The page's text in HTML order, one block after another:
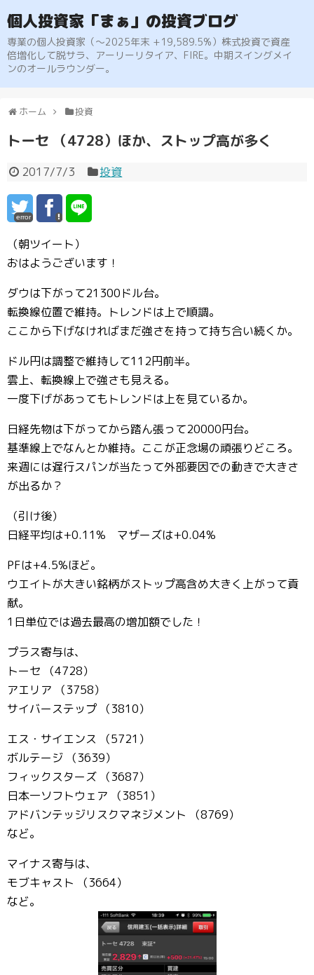
個人投資家「まぁ」の投資ブログ
専業の個人投資家（〜2025年末 +19,589.5%）株式投資で資産
倍増化して脱サラ、アーリーリタイア、FIRE。中期スイングメイ
ンのオールラウンダー。
ホーム 投資
トーセ （4728）ほか、ストップ高が多く
2017/7/3 投資
error
（朝ツイート）
おはようございます！
ダウは下がって21300ドル台。
転換線位置で維持。トレンドは上で順調。
ここから下げなければまだ強さを持って持ち合い続くか。
ドル円は調整で維持して112円前半。
雲上、転換線上で強さも見える。
一度下げがあってもトレンドは上を見ているか。
日経先物は下がってから踏ん張って20000円台。
基準線上でなんとか維持。ここが正念場の頑張りどころ。
来週には遅行スパンが当たって外部要因での動きで大きさ
が出るか？
（引け後）
日経平均は+0.11% マザーズは+0.04%
PFは+4.5%ほど。
ウエイトが大きい銘柄がストップ高含め大きく上がって貢
献。
1日単位では過去最高の増加額でした！
プラス寄与は、
トーセ （4728）
アエリア （3758）
サイバーステップ （3810）
エス・サイエンス （5721）
ボルテージ （3639）
フィックスターズ （3687）
日本一ソフトウェア （3851）
アドバンテッジリスクマネジメント （8769）
など。
マイナス寄与は、
モブキャスト （3664）
など。